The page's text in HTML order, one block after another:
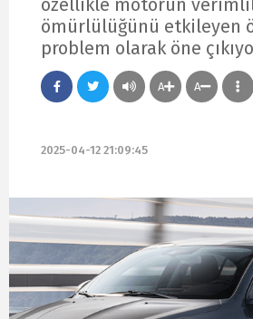
ömürlülüğünü etkileyen
problem olarak öne
A A
2025-04-12 21:09:45